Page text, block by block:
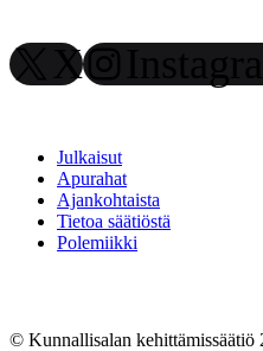
X
Julkaisut
Apurahat
Ajankohtaista
Tietoa säätiöstä
Polemiikki
© Kunnallisalan kehittämissäätiö